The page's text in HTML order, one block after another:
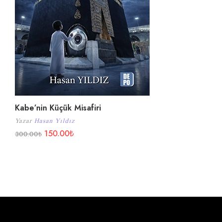
Kabe’nin Küçük Misafiri
Yazar Hasan Yıldız
300.00₺ 150.00₺